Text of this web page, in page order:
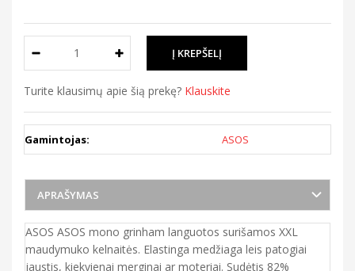
Turite klausimų apie šią prekę? Klauskite
Gamintojas: ASOS
APRAŠYMAS
ASOS ASOS mono grinham languotos surišamos XXL
maudymuko kelnaitės. Elastinga medžiaga leis patogiai
jaustis, kiekvienai merginai ar moteriai. Sudėtis 82%